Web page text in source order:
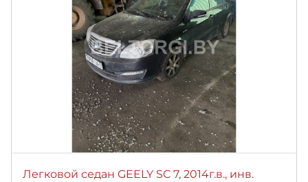
Легковой седан GEELY SC 7, 2014г.в., инв.